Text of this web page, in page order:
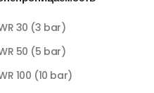
30 (3 bar)
50 (5 bar)
100 (10 bar)